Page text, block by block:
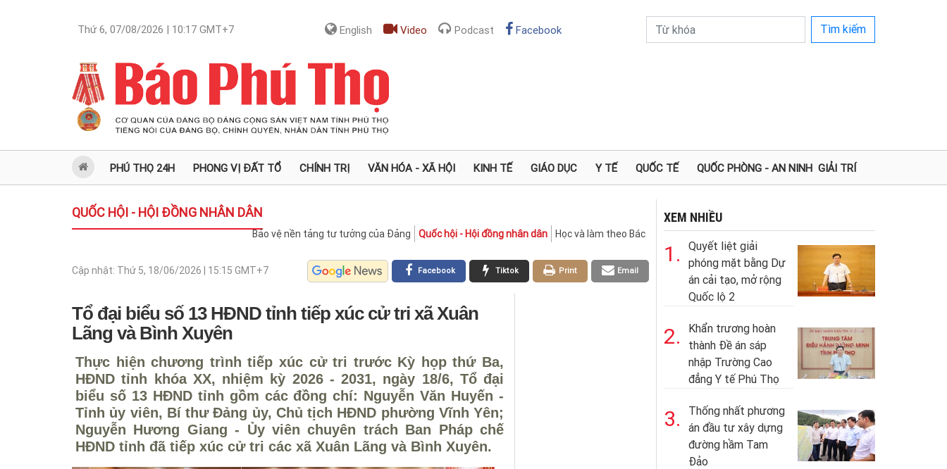
Thứ 6, 07/08/2026 | 10:17 GMT+7 English Video Podcast Facebook Tìm kiếm
PHÚ THỌ 24H PHONG VỊ ĐẤT TỔ CHÍNH TRỊ VĂN HÓA - XÃ HỘI KINH TẾ GIÁO DỤC Y TẾ QUỐC TẾ QUỐC PHÒNG - AN NINH GIẢI TRÍ
QUỐC HỘI - HỘI ĐỒNG NHÂN DÂN
Bảo vệ nền tảng tư tưởng của Đảng Quốc hội - Hội đồng nhân dân Học và làm theo Bác
Cập nhật: Thứ 5, 18/06/2026 | 15:15 GMT+7 Email
Print
Tiktok
Facebook
Tổ đại biểu số 13 HĐND tỉnh tiếp xúc cử tri xã Xuân
Lãng và Bình Xuyên
Thực hiện chương trình tiếp xúc cử tri trước Kỳ họp thứ Ba,
HĐND tỉnh khóa XX, nhiệm kỳ 2026 - 2031, ngày 18/6, Tổ đại
biểu số 13 HĐND tỉnh gồm các đồng chí: Nguyễn Văn Huyến -
Tỉnh ủy viên, Bí thư Đảng ủy, Chủ tịch HĐND phường Vĩnh Yên;
Nguyễn Hương Giang - Ủy viên chuyên trách Ban Pháp chế
HĐND tỉnh đã tiếp xúc cử tri các xã Xuân Lãng và Bình Xuyên.
XEM NHIỀU
1.
Quyết liệt giải
phóng mặt bằng Dự
án cải tạo, mở rộng
Quốc lộ 2
2.
Khẩn trương hoàn
thành Đề án sáp
nhập Trường Cao
đẳng Y tế Phú Thọ
3.
Thống nhất phương
án đầu tư xây dựng
đường hầm Tam
Đảo